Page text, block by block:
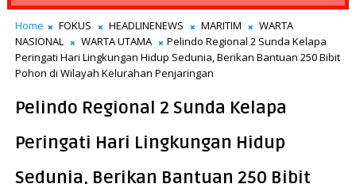
Home FOKUS HEADLINENEWS MARITIM
WARTA
NASIONAL
WARTA UTAMA
Pelindo Regional 2 Sunda Kelapa
Peringati Hari Lingkungan Hidup Sedunia, Berikan Bantuan 250 Bibit
Pohon di Wilayah Kelurahan Penjaringan
Pelindo Regional 2 Sunda Kelapa
Peringati Hari Lingkungan Hidup
Sedunia, Berikan Bantuan 250 Bibit